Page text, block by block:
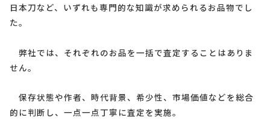
日本刀など、いずれも専門的な知識が求められるお品物でし
た。
弊社では、それぞれのお品を一括で査定することはありま
せん。
保存状態や作者、時代背景、希少性、市場価値などを総合
的に判断し、一点一点丁寧に査定を実施。